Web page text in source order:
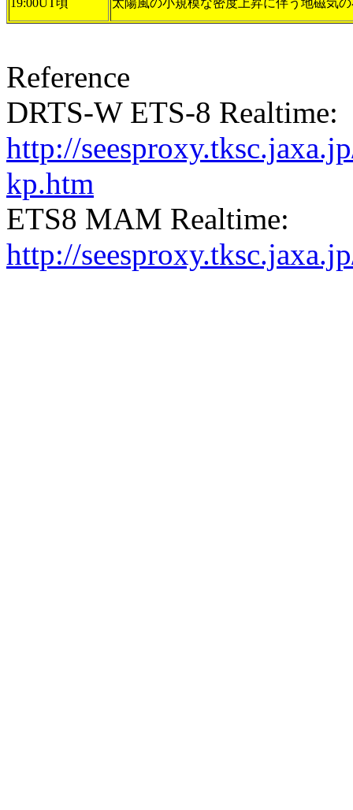
19:00UT頃 太陽風の小規模な密度上昇に伴う地磁気
Reference
DRTS-W ETS-8 Realtime:
http://
kp.htm
ETS8 MAM Realtime:
http://